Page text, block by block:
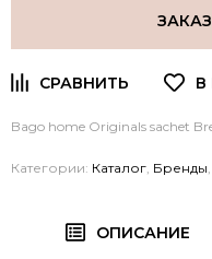
Bago home Originals sachet
Категории: Каталог Бренды
ОПИСАНИЕ